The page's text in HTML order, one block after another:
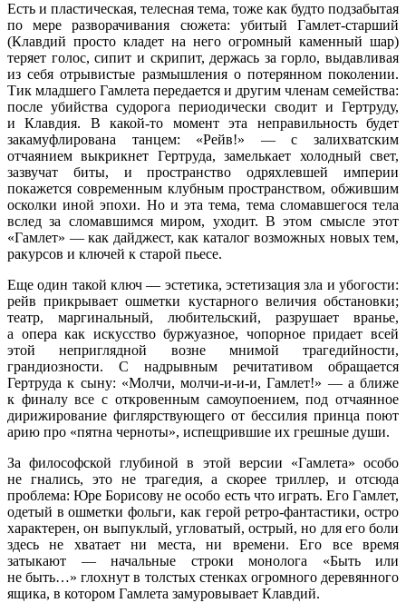
Есть и пластическая, телесная тема, тоже как будто подзабытая
по мере разворачивания сюжета: убитый Гамлет-старший
(Клавдий просто кладет на него огромный каменный шар)
теряет голос, сипит и скрипит, держась за горло, выдавливая
из себя отрывистые размышления о потерянном поколении.
Тик младшего Гамлета передается и другим членам семейства:
после убийства судорога периодически сводит и Гертруду,
и Клавдия. В какой-то момент эта неправильность будет
закамуфлирована танцем: «Рейв!» — с залихватским
отчаянием выкрикнет Гертруда, замелькает холодный свет,
зазвучат биты, и пространство одряхлевшей империи
покажется современным клубным пространством, обжившим
осколки иной эпохи. Но и эта тема, тема сломавшегося тела
вслед за сломавшимся миром, уходит. В этом смысле этот
«Гамлет» — как дайджест, как каталог возможных новых тем,
ракурсов и ключей к старой пьесе.
Еще один такой ключ — эстетика, эстетизация зла и убогости:
рейв прикрывает ошметки кустарного величия обстановки;
театр, маргинальный, любительский, разрушает вранье,
а опера как искусство буржуазное, чопорное придает всей
этой неприглядной возне мнимой трагедийности,
грандиозности. С надрывным речитативом обращается
Гертруда к сыну: «Молчи, молчи-и-и-и, Гамлет!» — а ближе
к финалу все с откровенным самоупоением, под отчаянное
дирижирование фиглярствующего от бессилия принца поют
арию про «пятна черноты», испещрившие их грешные души.
За философской глубиной в этой версии «Гамлета» особо
не гнались, это не трагедия, а скорее триллер, и отсюда
проблема: Юре Борисову не особо есть что играть. Его Гамлет,
одетый в ошметки фольги, как герой ретро-фантастики, остро
характерен, он выпуклый, угловатый, острый, но для его боли
здесь не хватает ни места, ни времени. Его все время
затыкают — начальные строки монолога «Быть или
не быть…» глохнут в толстых стенках огромного деревянного
ящика, в котором Гамлета замуровывает Клавдий.